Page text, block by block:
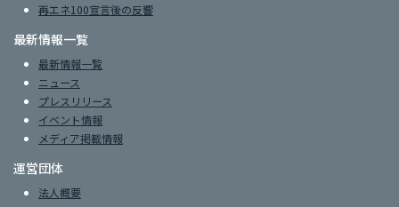
再エネ100宣言後の反響
最新情報一覧
最新情報一覧
ニュース
プレスリリース
イベント情報
メディア掲載情報
運営団体
法人概要